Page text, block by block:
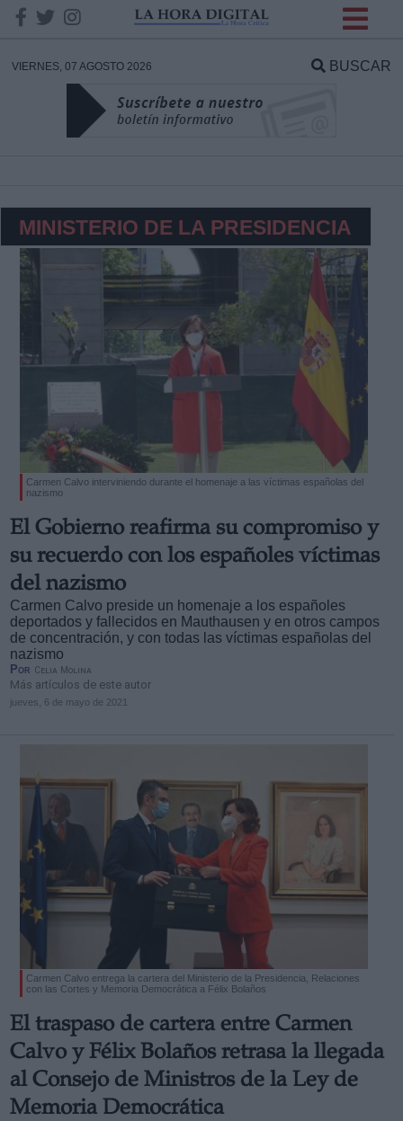
VIERNES, 07 AGOSTO 2026 BUSCAR
MINISTERIO DE LA PRESIDENCIA
Carmen Calvo interviniendo durante el homenaje a las víctimas españolas del
nazismo
El Gobierno reafirma su compromiso y
su recuerdo con los españoles víctimas
del nazismo
Carmen Calvo preside un homenaje a los españoles
deportados y fallecidos en Mauthausen y en otros campos
de concentración, y con todas las víctimas españolas del
nazismo
Por Celia Molina
Más artículos de este autor
jueves, 6 de mayo de 2021
Carmen Calvo entrega la cartera del Ministerio de la Presidencia, Relaciones
con las Cortes y Memoria Democrática a Félix Bolaños
El traspaso de cartera entre Carmen
Calvo y Félix Bolaños retrasa la llegada
al Consejo de Ministros de la Ley de
Memoria Democrática
DATOS
Responsable:
Datos tratados:
Legitimación:
Destinatarios:
Derechos:
link